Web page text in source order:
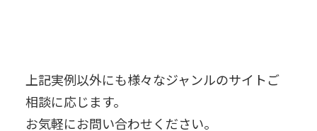
上記実例以外にも様々なジャンルのサイトご
相談に応じます。
お気軽にお問い合わせください。